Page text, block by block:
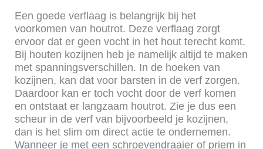
Een goede verflaag is belangrijk bij het
voorkomen van houtrot. Deze verflaag zorgt
ervoor dat er geen vocht in het hout terecht komt.
Bij houten kozijnen heb je namelijk altijd te maken
met spanningsverschillen. In de hoeken van
kozijnen, kan dat voor barsten in de verf zorgen.
Daardoor kan er toch vocht door de verf komen
en ontstaat er langzaam houtrot. Zie je dus een
scheur in de verf van bijvoorbeeld je kozijnen,
dan is het slim om direct actie te ondernemen.
Wanneer je met een schroevendraaier of priem in